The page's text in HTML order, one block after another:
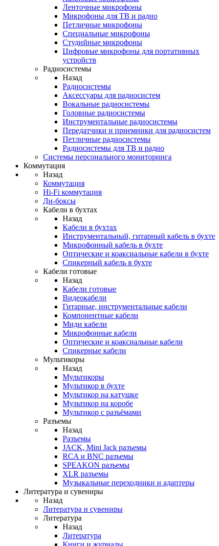
Ленточные микрофоны
Микрофоны для ТВ и радио
Петличные микрофоны
Специальные микрофоны
Студийные микрофоны
Цифровые микрофоны для портативных
устройств
Радиосистемы
Назад
Радиосистемы
Аксессуары для радиосистем
Вокальные радиосистемы
Головные радиосистемы
Инструментальные радиосистемы
Передатчики и приемники для радиосистем
Петличные радиосистемы
Радиосистемы для ТВ и радио
Системы персонального мониторинга
Коммутация
Назад
Коммутация
Hi-Fi коммутация
Ди-боксы
Кабели в бухтах
Назад
Кабели в бухтах
Инструментальный, гитарный кабель в бухте
Микрофонный кабель в бухте
Оптические и коаксиальные кабели в бухте
Спикерный кабель в бухте
Кабели готовые
Назад
Кабели готовые
Видеокабели
Гитарные, инструментальные кабели
Компонентные кабели
Миди кабели
Микрофонные кабели
Оптические и коаксиальные кабели
Спикерные кабели
Мультикоры
Назад
Мультикоры
Мультикор в бухте
Мультикор на катушке
Мультикор на коробе
Мультикор с разъёмами
Разъемы
Назад
Разъемы
JACK, Mini Jack разъемы
RCA и BNC разъемы
SPEAKON разъемы
XLR разъемы
Музыкальные переходники и адаптеры
Литература и сувениры
Назад
Литература и сувениры
Литература
Назад
Литература
Книги и журналы